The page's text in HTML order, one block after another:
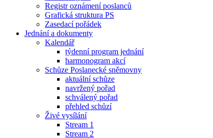
Registr oznámení poslanců
Grafická struktura PS
Zasedací pořádek
Jednání a dokumenty
Kalendář
týdenní program jednání
harmonogram akcí
Schůze Poslanecké sněmovny
aktuální schůze
navržený pořad
schválený pořad
přehled schůzí
Živé vysílání
Stream 1
Stream 2